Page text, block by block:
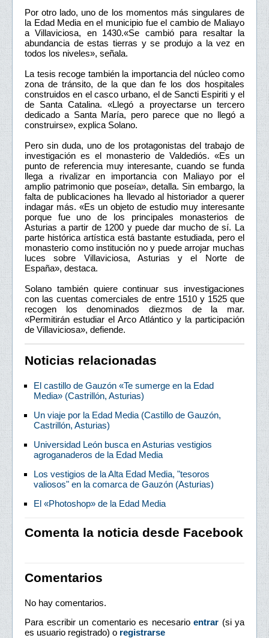
Por otro lado, uno de los momentos más singulares de
la Edad Media en el municipio fue el cambio de Maliayo
a Villaviciosa, en 1430.«Se cambió para resaltar la
abundancia de estas tierras y se produjo a la vez en
todos los niveles», señala.
La tesis recoge también la importancia del núcleo como
zona de tránsito, de la que dan fe los dos hospitales
construidos en el casco urbano, el de Sancti Espiriti y el
de Santa Catalina. «Llegó a proyectarse un tercero
dedicado a Santa María, pero parece que no llegó a
construirse», explica Solano.
Pero sin duda, uno de los protagonistas del trabajo de
investigación es el monasterio de Valdediós. «Es un
punto de referencia muy interesante, cuando se funda
llega a rivalizar en importancia con Maliayo por el
amplio patrimonio que poseía», detalla. Sin embargo, la
falta de publicaciones ha llevado al historiador a querer
indagar más. «Es un objeto de estudio muy interesante
porque fue uno de los principales monasterios de
Asturias a partir de 1200 y puede dar mucho de sí. La
parte histórica artística está bastante estudiada, pero el
monasterio como institución no y puede arrojar muchas
luces sobre Villaviciosa, Asturias y el Norte de
España», destaca.
Solano también quiere continuar sus investigaciones
con las cuentas comerciales de entre 1510 y 1525 que
recogen los denominados diezmos de la mar.
«Permitirán estudiar el Arco Atlántico y la participación
de Villaviciosa», defiende.
Noticias relacionadas
El castillo de Gauzón «Te sumerge en la Edad
Media» (Castrillón, Asturias)
Un viaje por la Edad Media (Castillo de Gauzón,
Castrillón, Asturias)
Universidad León busca en Asturias vestigios
agroganaderos de la Edad Media
Los vestigios de la Alta Edad Media, "tesoros
valiosos" en la comarca de Gauzón (Asturias)
El «Photoshop» de la Edad Media
Comenta la noticia desde Facebook
Comentarios
No hay comentarios.
Para escribir un comentario es necesario entrar (si ya
es usuario registrado) o registrarse